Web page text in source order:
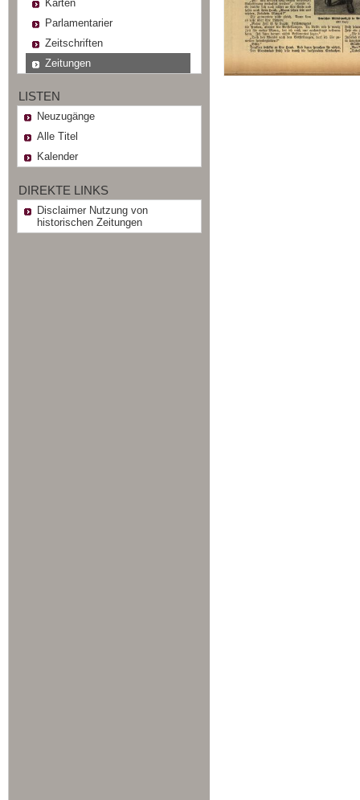
Karten
Parlamentarier
Zeitschriften
Zeitungen
LISTEN
Neuzugänge
Alle Titel
Kalender
DIREKTE LINKS
Disclaimer Nutzung von
historischen Zeitungen